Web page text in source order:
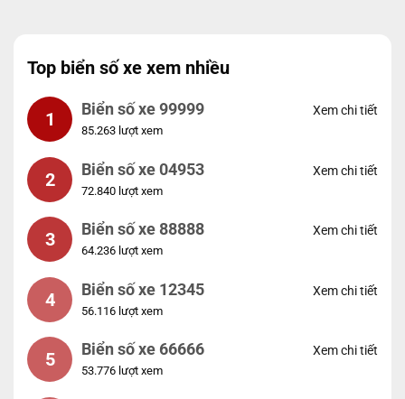
Top biển số xe xem nhiều
1 Biển số xe 99999
85.263 lượt xem
Xem chi tiết
2 Biển số xe 04953
72.840 lượt xem
Xem chi tiết
3 Biển số xe 88888
64.236 lượt xem
Xem chi tiết
4 Biển số xe 12345
56.116 lượt xem
Xem chi tiết
5 Biển số xe 66666
53.776 lượt xem
Xem chi tiết